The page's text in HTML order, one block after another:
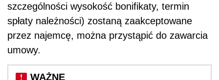
szczególności wysokość bonifikaty, termin
spłaty należności) zostaną zaakceptowane
przez najemcę, można przystąpić do zawarcia
umowy.